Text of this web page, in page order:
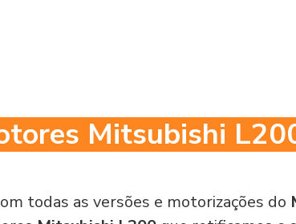
Mitsubishi
todas as versões e motorizações do